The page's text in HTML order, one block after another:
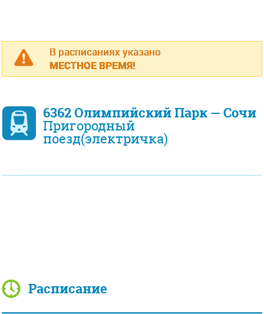
В расписаниях указано
МЕСТНОЕ ВРЕМЯ!
6362 Олимпийский Парк — Сочи
Пригородный
поезд(электричка)
Расписание